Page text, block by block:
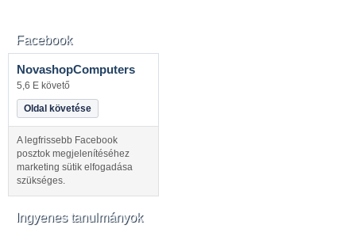
Facebook
NovashopComputers
5,6 E követő
Oldal követése
A legfrissebb Facebook
posztok megjelenítéséhez
marketing sütik elfogadása
szükséges.
Ingyenes tanulmányok